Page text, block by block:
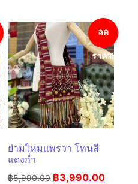
ลด
ราคา!
ย่ามไหมแพรวา โทนสี
แดงก่ำ
฿5,990.00 ฿3,990.00